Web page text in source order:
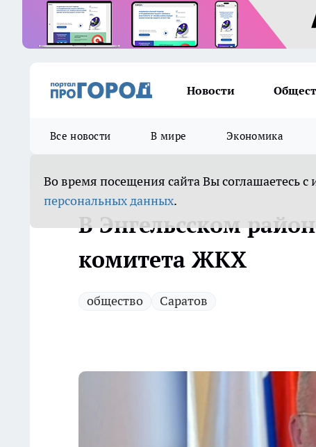
Новости
Все новости В мире Экономика
Во время посещения сайта Вы соглашаетесь
персональных данных.
В Энгельсском
комитета ЖКХ
общество Саратов